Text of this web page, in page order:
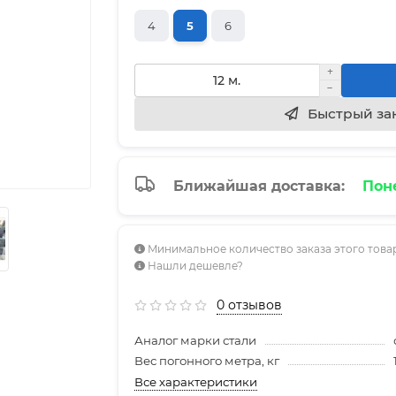
4 5 6
Быстрый
Ближайшая доставка:
Минимальное количество заказа этого
Нашли дешевле?
0 отзывов
Аналог марки стали
Вес погонного метра, кг
Все характеристики